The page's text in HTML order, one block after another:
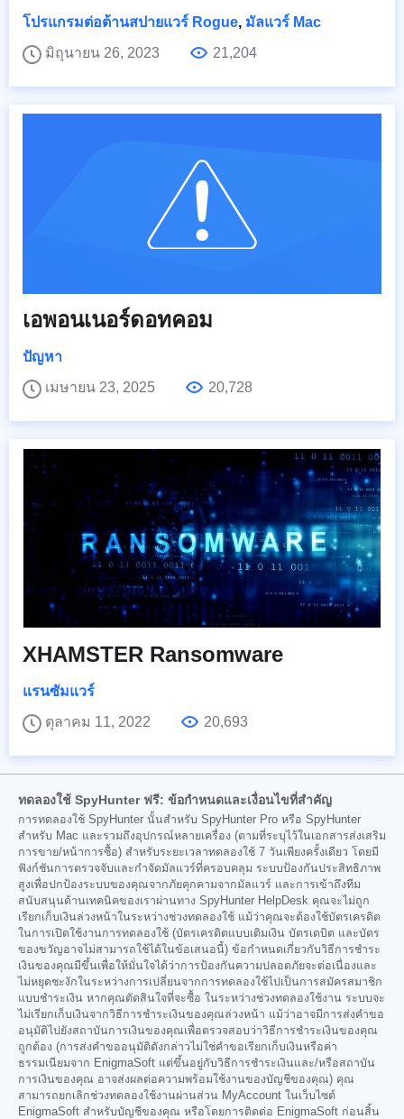
โปรแกรมต่อต้านสปายแวร์ Rogue, มัลแวร์ Mac
มิถุนายน 26, 2023
21,204
เอพอนเนอร์ดอทคอม
ปัญหา
เมษายน 23, 2025
20,728
XHAMSTER Ransomware
แรนซัมแวร์
ตุลาคม 11, 2022
20,693
ทดลองใช้ SpyHunter ฟรี: ข้อกำหนดและเงื่อนไขที่สำคัญ
การทดลองใช้ SpyHunter นั้นสำหรับ SpyHunter Pro หรือ SpyHunter
สำหรับ Mac และรวมถึงอุปกรณ์หลายเครื่อง (ตามที่ระบุไว้ในเอกสารส่งเสริม
การขาย/หน้าการซื้อ) สำหรับระยะเวลาทดลองใช้ 7 วันเพียงครั้งเดียว โดยมี
ฟังก์ชันการตรวจจับและกำจัดมัลแวร์ที่ครอบคลุม ระบบป้องกันประสิทธิภาพ
สูงเพื่อปกป้องระบบของคุณจากภัยคุกคามจากมัลแวร์ และการเข้าถึงทีม
สนับสนุนด้านเทคนิคของเราผ่านทาง SpyHunter HelpDesk คุณจะไม่ถูก
เรียกเก็บเงินล่วงหน้าในระหว่างช่วงทดลองใช้ แม้ว่าคุณจะต้องใช้บัตรเครดิต
ในการเปิดใช้งานการทดลองใช้ (บัตรเครดิตแบบเติมเงิน บัตรเดบิต และบัตร
ของขวัญอาจไม่สามารถใช้ได้ในข้อเสนอนี้) ข้อกำหนดเกี่ยวกับวิธีการชำระ
เงินของคุณมีขึ้นเพื่อให้มั่นใจได้ว่าการป้องกันความปลอดภัยจะต่อเนื่องและ
ไม่หยุดชะงักในระหว่างการเปลี่ยนจากการทดลองใช้ไปเป็นการสมัครสมาชิก
แบบชำระเงิน หากคุณตัดสินใจที่จะซื้อ ในระหว่างช่วงทดลองใช้งาน ระบบจะ
ไม่เรียกเก็บเงินจากวิธีการชำระเงินของคุณล่วงหน้า แม้ว่าอาจมีการส่งคำขอ
อนุมัติไปยังสถาบันการเงินของคุณเพื่อตรวจสอบว่าวิธีการชำระเงินของคุณ
ถูกต้อง (การส่งคำขออนุมัติดังกล่าวไม่ใช่คำขอเรียกเก็บเงินหรือค่า
ธรรมเนียมจาก EnigmaSoft แต่ขึ้นอยู่กับวิธีการชำระเงินและ/หรือสถาบัน
การเงินของคุณ อาจส่งผลต่อความพร้อมใช้งานของบัญชีของคุณ) คุณ
สามารถยกเลิกช่วงทดลองใช้งานผ่านส่วน MyAccount ในเว็บไซต์
EnigmaSoft สำหรับบัญชีของคุณ หรือโดยการติดต่อ EnigmaSoft ก่อนสิ้น